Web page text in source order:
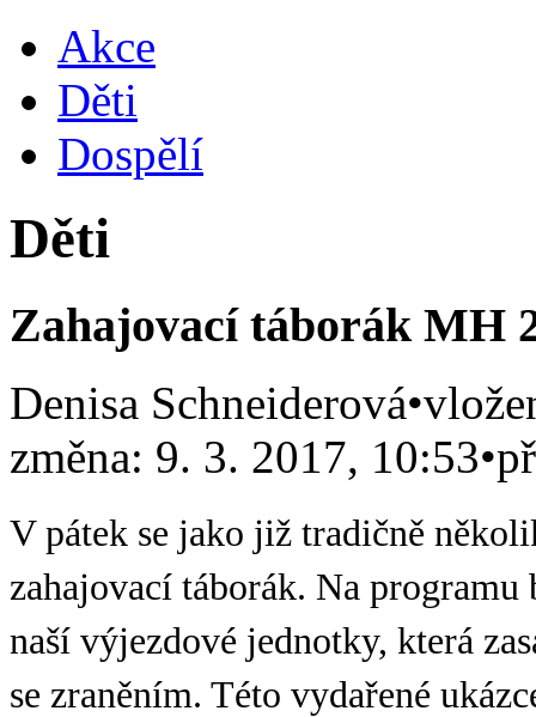
Akce
Děti
Dospělí
Děti
Zahajovací táborák MH
Denisa Schneiderová•
změna: 9. 3. 2017, 10:53•
V pátek se jako již tradičně
zahajovací táborák. Na
naší výjezdové jednotky, která
se zraněním. Této vydařené